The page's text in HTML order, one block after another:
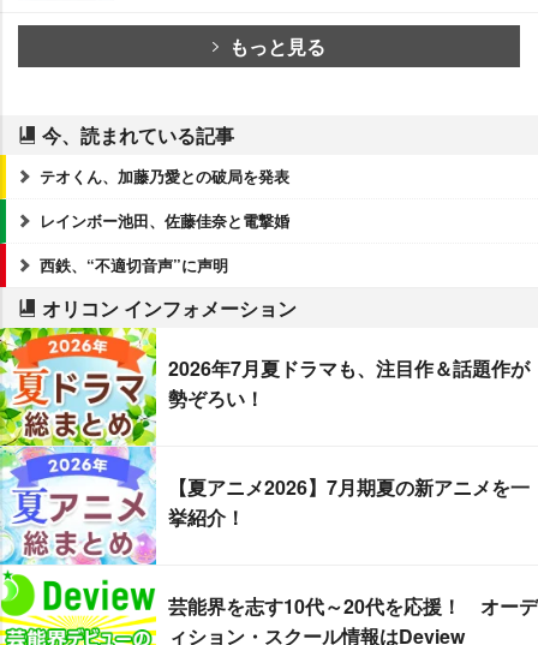
もっと見る
今、読まれている記事
テオくん、加藤乃愛との破局を発表
レインボー池田、佐藤佳奈と電撃婚
西鉄、“不適切音声”に声明
オリコン インフォメーション
2026年7月夏ドラマも、注目作＆話題作が
勢ぞろい！
【夏アニメ2026】7月期夏の新アニメを一
挙紹介！
芸能界を志す10代～20代を応援！ オーデ
ィション・スクール情報はDeview